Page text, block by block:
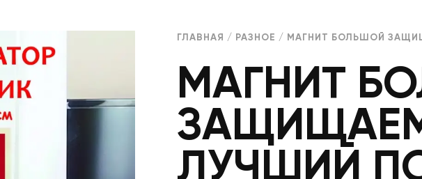
ГЛАВНАЯ / РАЗНОЕ / МАГНИТ БОЛЬШОЙ
МАГНИТ
ЛУЧШИЙ